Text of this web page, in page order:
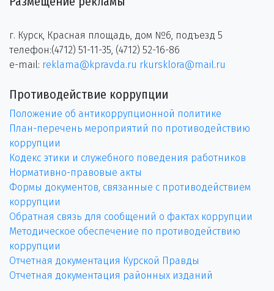
г. Курск, Красная площадь, дом №6, подъезд 5
телефон:(4712) 51-11-35, (4712) 52-16-86
e-mail: reklama@kpravda.ru rkursklora@mail.ru
Противодействие коррупции
Положение об антикоррупционной политике
План-перечень мероприятий по противодействию
коррупции
Кодекс этики и служебного поведения работников
Нормативно-правовые акты
Формы документов, связанные с противодействием
коррупции
Обратная связь для сообщений о фактах коррупции
Методическое обеспечение по противодействию
коррупции
Отчетная документация Курской Правды
Отчетная документация районных изданий